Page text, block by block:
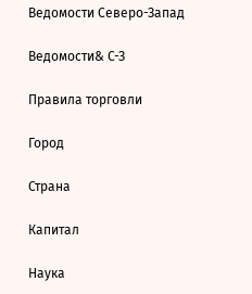
Ведомости Северо-Запад
Ведомости& С-З
Правила торговли
Город
Страна
Капитал
Наука